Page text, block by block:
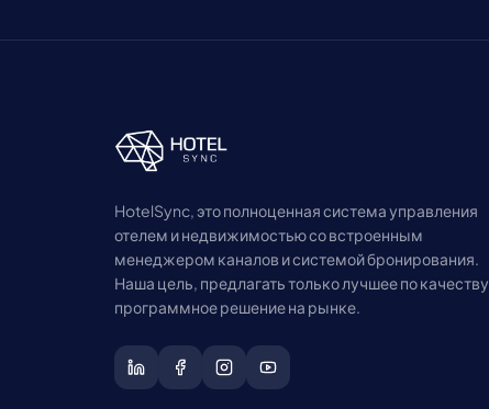
HotelSync, это полноценная система управления
отелем и недвижимостью со встроенным
менеджером каналов и системой бронирования.
Наша цель, предлагать только лучшее по качеству
программное решение на рынке.